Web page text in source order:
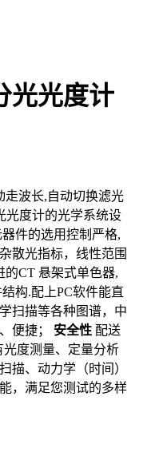
光光度计
走波长,自动切换滤光
光度计的光学系统设
件的选用控制严格,
散光指标，线性范围
的CT 悬架式单色器,
构.配上PC软件能直
扫描等各种图谱，中
便捷； 安全性 配送
度测量、定量分析
描、动力学（时间）
，满足您测试的多样